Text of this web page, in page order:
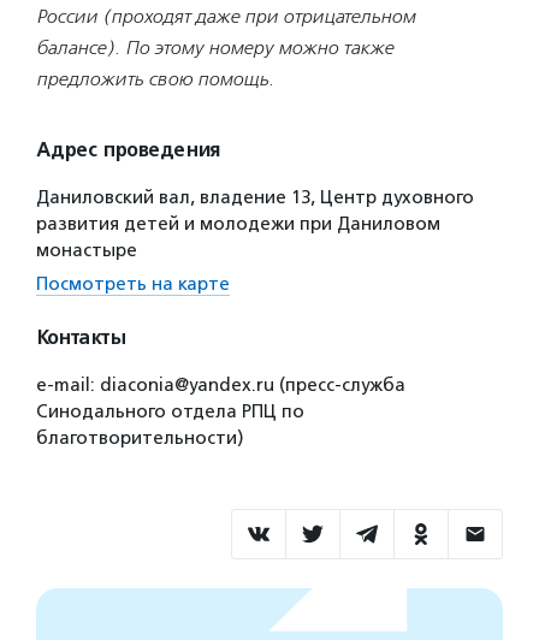
России (проходят даже при отрицательном
балансе). По этому номеру можно также
предложить свою помощь.
Адрес проведения
Даниловский вал, владение 13, Центр духовного
развития детей и молодежи при Даниловом
монастыре
Посмотреть на карте
Контакты
e-mail: diaconia@yandex.ru (пресс-служба
Синодального отдела РПЦ по
благотворительности)